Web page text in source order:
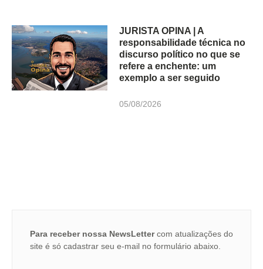
JURISTA OPINA | A
responsabilidade técnica no
discurso político no que se
refere a enchente: um
exemplo a ser seguido
05/08/2026
Para receber nossa NewsLettercom atualizações do
site é só cadastrar seu e-mail no formulário abaixo.